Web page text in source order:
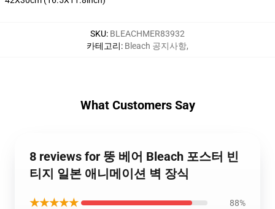
SKU: BLEACHMER83932
카테고리: Bleach 공지사항,
What Customers Say
8 reviews for 뚱 베어 Bleach 포스터 빈
티지 일본 애니메이션 벽 장식
★★★★★ 88%